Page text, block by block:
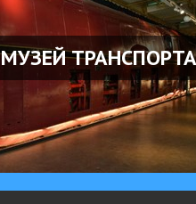
МУЗЕЙ ТРАНСПОРТА